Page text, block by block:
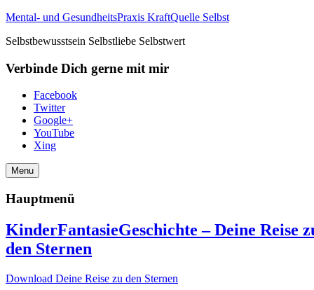
Mental- und GesundheitsPraxis KraftQuelle Selbst
Selbstbewusstsein Selbstliebe Selbstwert
Verbinde Dich gerne mit mir
Facebook
Twitter
Google+
YouTube
Xing
Menu
Hauptmenü
KinderFantasieGeschichte – Deine Reise
den Sternen
Download Deine Reise zu den Sternen